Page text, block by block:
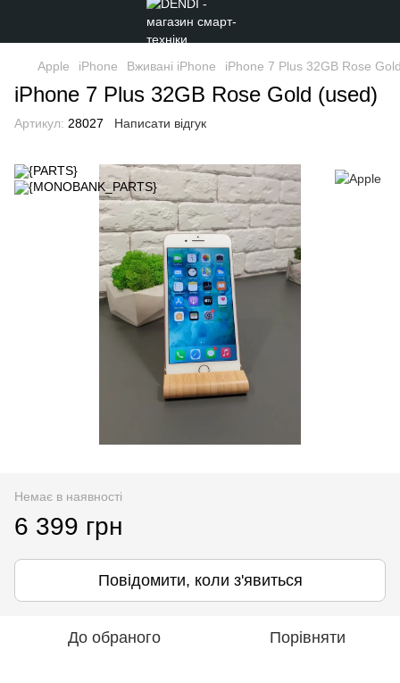
Apple iPhone Вживані iPhone iPhone 7 Plus 32GB Rose
iPhone 7 Plus 32GB Rose Gold (used)
Артикул: 28027 Написати відгук
Немає в наявності
6 399 грн
Повідомити, коли з'явиться
До обраного Порівняти